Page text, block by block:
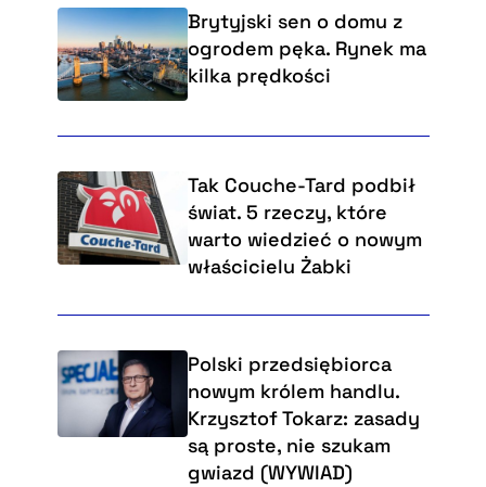
Brytyjski sen o domu z
ogrodem pęka. Rynek ma
kilka prędkości
Tak Couche-Tard podbił
świat. 5 rzeczy, które
warto wiedzieć o nowym
właścicielu Żabki
Polski przedsiębiorca
nowym królem handlu.
Krzysztof Tokarz: zasady
są proste, nie szukam
gwiazd (WYWIAD)